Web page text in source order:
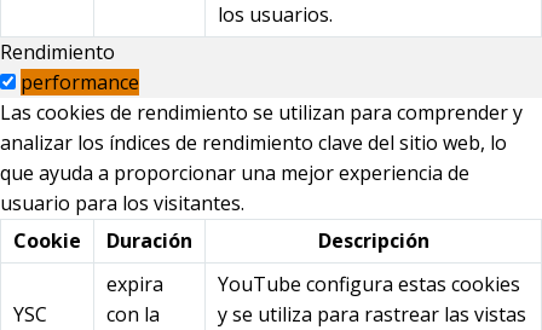
los usuarios.
Rendimiento
performance
Las cookies de rendimiento se utilizan para comprender y
analizar los índices de rendimiento clave del sitio web, lo
que ayuda a proporcionar una mejor experiencia de
usuario para los visitantes.
Cookie
Duración Descripción
YSC
expira
con la
YouTube configura estas cookies
y se utiliza para rastrear las vistas